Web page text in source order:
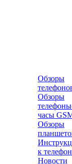
Обзоры
Обзоры
часы
Обзоры
к
Новости